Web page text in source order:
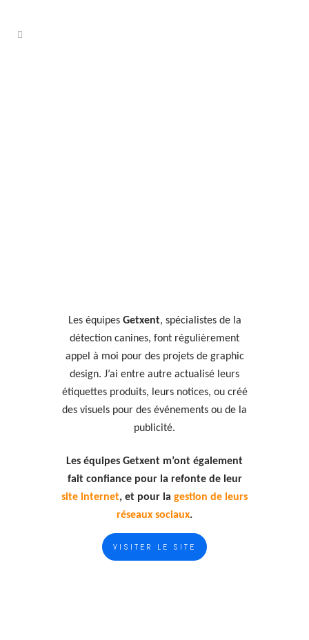
Les équipes Getxent, spécialistes de la
détection canines, font régulièrement
appel à moi pour des projets de graphic
design. J’ai entre autre actualisé leurs
étiquettes produits, leurs notices, ou créé
des visuels pour des événements ou de la
publicité.
Les équipes Getxent m’ont également
fait confiance pour la refonte de leur
site internet, et pour la gestion de leurs
réseaux sociaux.
VISITER LE SITE